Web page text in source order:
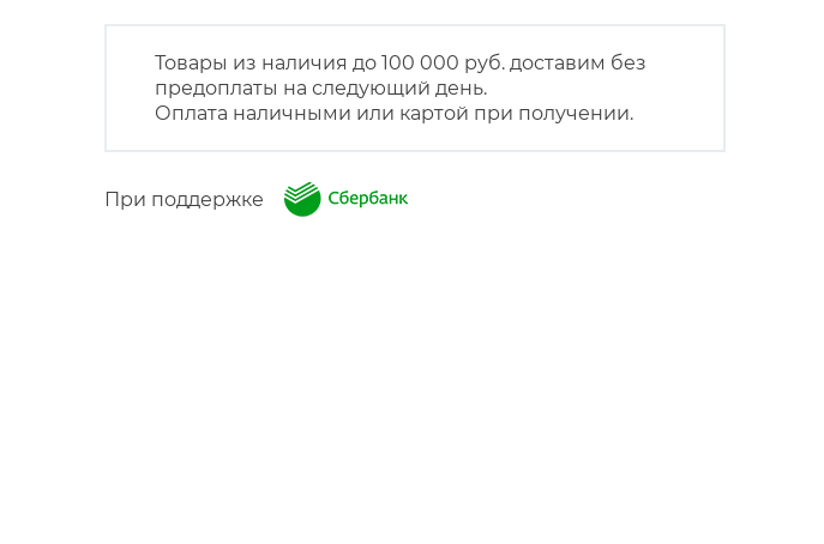
Товары из наличия до 100 000 руб. доставим без
предоплаты на следующий день.
Оплата наличными или картой при получении.
При поддержке